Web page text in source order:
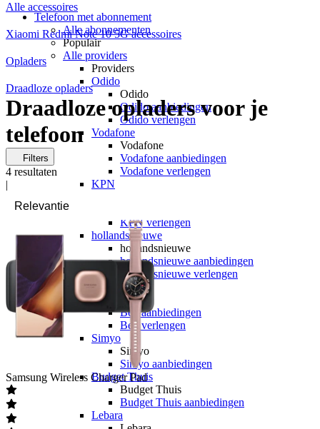
Telefoon met abonnement
Alle abonnementen
Populair
Alle providers
Providers
Odido
Odido
Odido aanbiedingen
Odido verlengen
Vodafone
Vodafone
Vodafone aanbiedingen
Vodafone verlengen
KPN
KPN verlengen
hollandsnieuwe
hollandsnieuwe
hollandsnieuwe aanbiedingen
hollandsnieuwe verlengen
Ben
Ben
Ben aanbiedingen
Ben verlengen
Simyo
Simyo
Simyo aanbiedingen
Budget Thuis
Budget Thuis
Budget Thuis aanbiedingen
Lebara
Alle accessoires
Xiaomi Redmi Note 10 5G accessoires
Opladers
Draadloze opladers
Draadloze opladers voor je
telefoon
Filters
4 resultaten
|
Samsung Wireless Charger Pad